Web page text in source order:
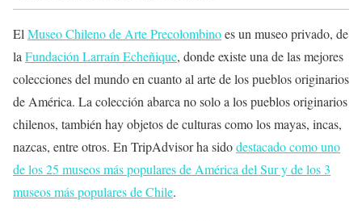
El Museo Chileno de Arte Precolombinoes un museo privado, de
la Fundación Larraín Echeñique, donde existe una de las mejores
colecciones del mundo en cuanto al arte de los pueblos originarios
de América. La colección abarca no solo a los pueblos originarios
chilenos, también hay objetos de culturas como los mayas, incas,
nazcas, entre otros. En TripAdvisor ha sidodestacado como uno
de los 25 museos más populares de América del Sur y de los 3
museos más populares de Chile.